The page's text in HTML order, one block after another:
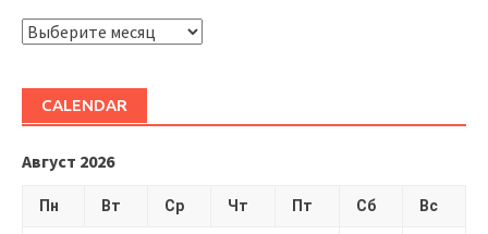
ARHIVĂ
CALENDAR
Август 2026
Пн Вт Ср Чт Пт Сб Вс